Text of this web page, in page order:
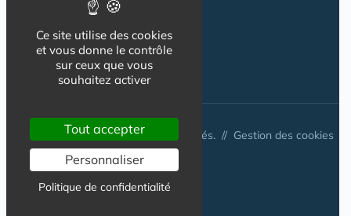
Professionnels
NOS AUTRES SITES :
© Australis 2026 - Tous droits réservés. // Gestion des cookies
Ce site utilise des cookies
et vous donne le contrôle
sur ceux que vous
souhaitez activer
Tout accepter
Personnaliser
Politique de confidentialité